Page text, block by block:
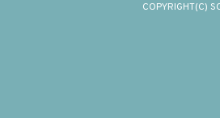
COPYRIGHT(C)